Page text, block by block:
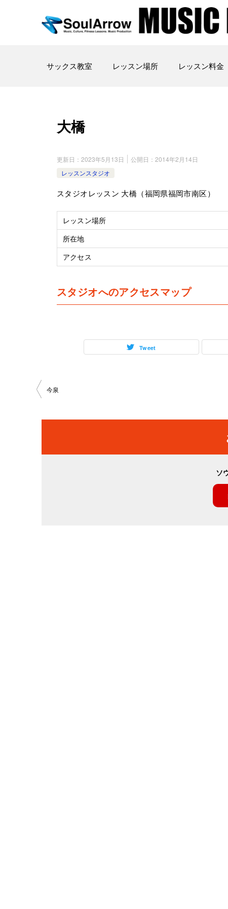
サックス教室 レッスン場所 レッスン料金
大橋
更新日： 2023年5月13日 公開日： 2014年2月14日
レッスンスタジオ
スタジオレッスン 大橋（福岡県福岡市南区）
レッスン場所
所在地
アクセス
スタジオへのアクセスマップ
Tweet
投
ビ
今泉
ソ